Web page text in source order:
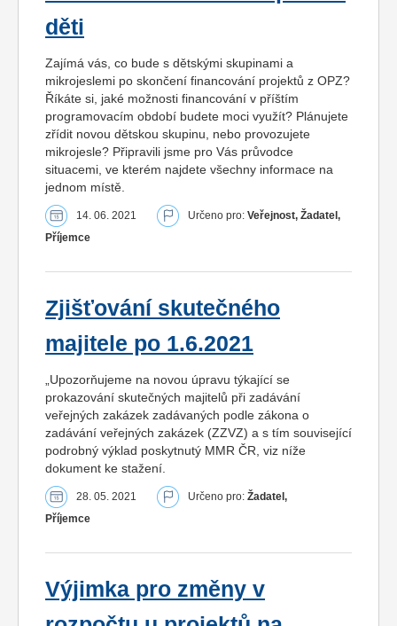
děti
Zajímá vás, co bude s dětskými skupinami a
mikrojeslemi po skončení financování projektů z OPZ?
Říkáte si, jaké možnosti financování v příštím
programovacím období budete moci využít? Plánujete
zřídit novou dětskou skupinu, nebo provozujete
mikrojesle? Připravili jsme pro Vás průvodce
situacemi, ve kterém najdete všechny informace na
jednom místě.
14. 06. 2021 Určeno pro: Veřejnost, Žadatel,
Příjemce
Zjišťování skutečného
majitele po 1.6.2021
„Upozorňujeme na novou úpravu týkající se
prokazování skutečných majitelů při zadávání
veřejných zakázek zadávaných podle zákona o
zadávání veřejných zakázek (ZZVZ) a s tím související
podrobný výklad poskytnutý MMR ČR, viz níže
dokument ke stažení.
28. 05. 2021 Určeno pro: Žadatel,
Příjemce
Výjimka pro změny v